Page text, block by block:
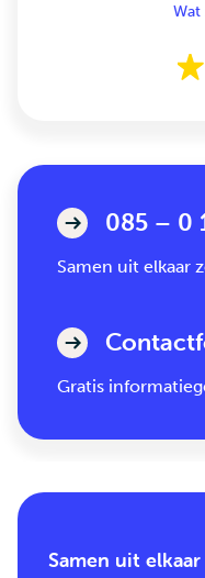
Wat
085 – 0
Samen uit elkaar
Gratis
Samen uit